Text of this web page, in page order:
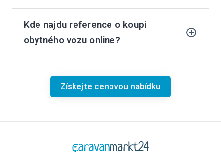
Kde najdu reference o koupi
obytného vozu online?
Získejte cenovou nabídku